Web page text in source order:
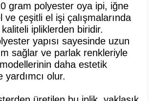
gram polyester oya ipi, iğne
ve çeşitli el işi çalışmalarında
ipliklerden biridir.
yapısı sayesinde uzun
sağlar ve parlak renkleriyle
daha estetik
olur.